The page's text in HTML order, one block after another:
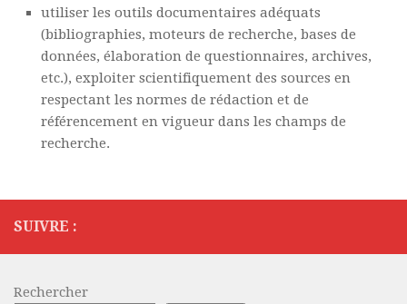
utiliser les outils documentaires adéquats
(bibliographies, moteurs de recherche, bases de
données, élaboration de questionnaires, archives,
etc.), exploiter scientifiquement des sources en
respectant les normes de rédaction et de
référencement en vigueur dans les champs de
recherche.
SUIVRE :
Rechercher